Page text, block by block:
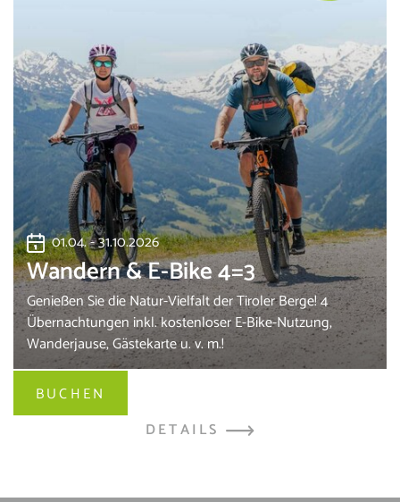
01.04. - 31.10.2026
Wandern & E-Bike 4=3
Genießen Sie die Natur-Vielfalt der Tiroler Berge! 4
Übernachtungen inkl. kostenloser E-Bike-Nutzung,
Wanderjause, Gästekarte u. v. m.!
BUCHEN
DETAILS